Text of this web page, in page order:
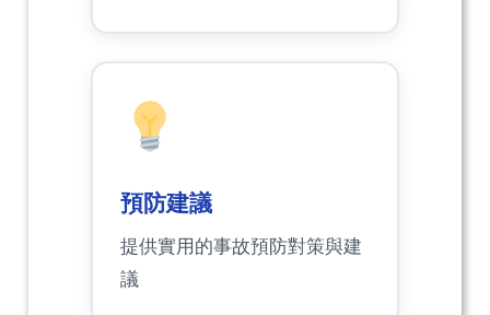
預防建議
提供實用的事故預防對策與建
議